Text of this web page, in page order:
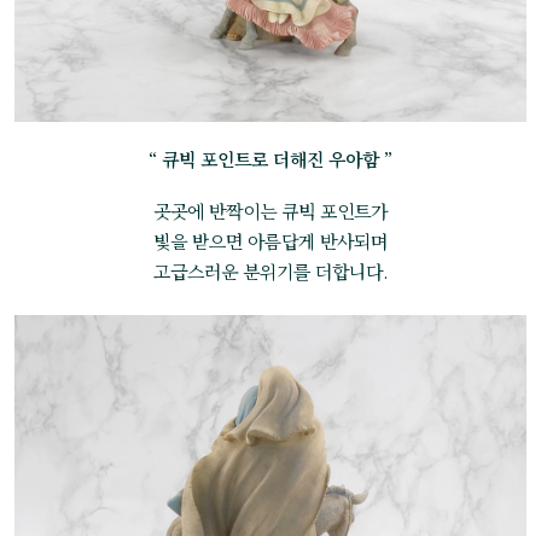
“ 큐빅 포인트로 더해진 우아함 ”
곳곳에 반짝이는 큐빅 포인트가
빛을 받으면 아름답게 반사되며
고급스러운 분위기를 더합니다.